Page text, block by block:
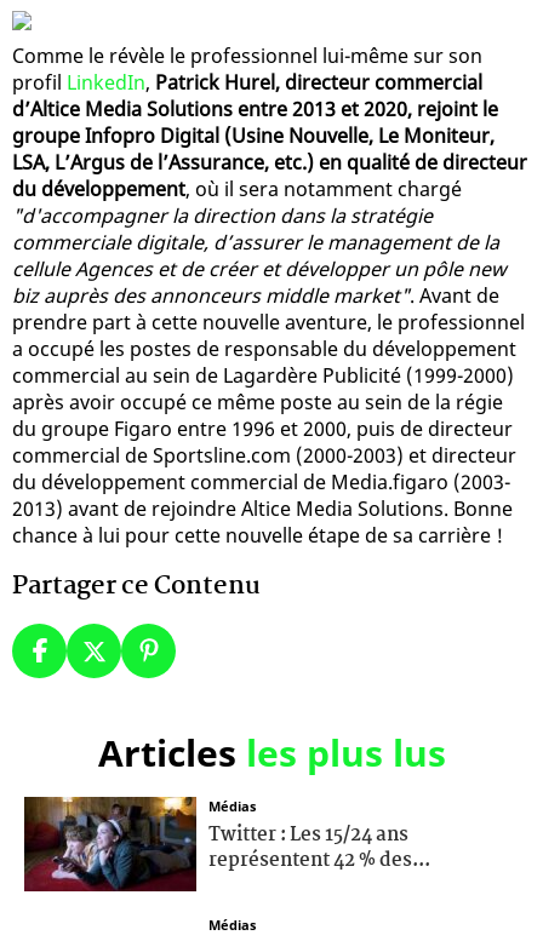
Comme le révèle le professionnel lui-même sur son
profil LinkedIn, Patrick Hurel, directeur commercial
d’Altice Media Solutions entre 2013 et 2020, rejoint le
groupe Infopro Digital (Usine Nouvelle, Le Moniteur,
LSA, L’Argus de l’Assurance, etc.) en qualité de directeur
du développement, où il sera notamment chargé
"d'accompagner la direction dans la stratégie
commerciale digitale, d’assurer le management de la
cellule Agences et de créer et développer un pôle new
biz auprès des annonceurs middle market". Avant de
prendre part à cette nouvelle aventure, le professionnel
a occupé les postes de responsable du développement
commercial au sein de Lagardère Publicité (1999-2000)
après avoir occupé ce même poste au sein de la régie
du groupe Figaro entre 1996 et 2000, puis de directeur
commercial de Sportsline.com (2000-2003) et directeur
du développement commercial de Media.figaro (2003-
2013) avant de rejoindre Altice Media Solutions. Bonne
chance à lui pour cette nouvelle étape de sa carrière !
Partager ce Contenu
Articles les plus lus
Médias
Twitter : Les 15/24 ans
représentent 42 % des...
Médias